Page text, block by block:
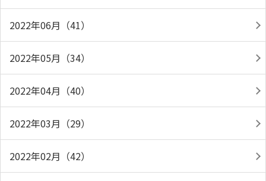
2022年06月（41）
2022年05月（34）
2022年04月（40）
2022年03月（29）
2022年02月（42）